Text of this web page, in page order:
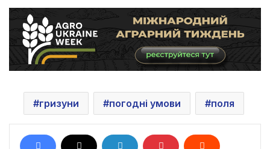
гризуни погодні умови поля